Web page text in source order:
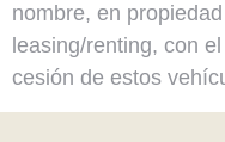
nombre, en
leasing/renting, con
cesión de estos